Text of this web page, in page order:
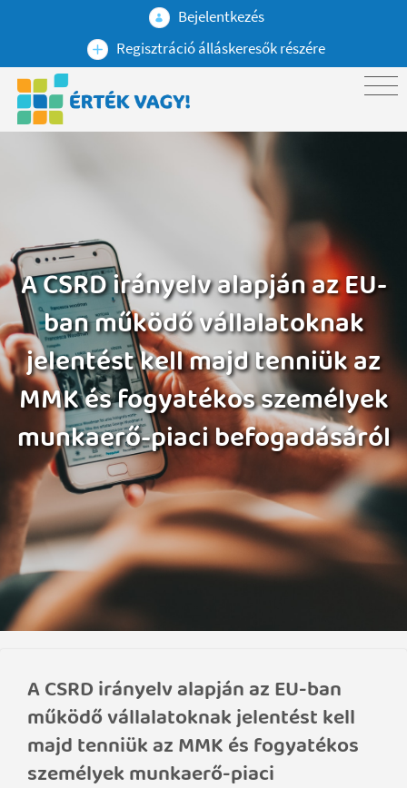
Bejelentkezés
Regisztráció álláskeresők részére
A CSRD irányelv alapján az EU-
ban működő vállalatoknak
jelentést kell majd tenniük az
MMK és fogyatékos személyek
munkaerő-piaci befogadásáról
A CSRD irányelv alapján az EU-ban
működő vállalatoknak jelentést kell
majd tenniük az MMK és fogyatékos
személyek munkaerő-piaci